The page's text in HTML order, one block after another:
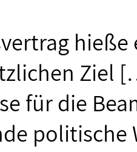
hieße
Ziel
für die